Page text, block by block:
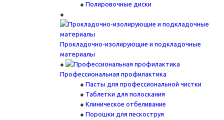
Полировочные диски
Прокладочно-изолирующие и подкладочные
материалы
Профессиональная профилактика
Пасты для профессиональной чистки
Таблетки для полоскания
Клиническое отбеливание
Порошки для пескоструя